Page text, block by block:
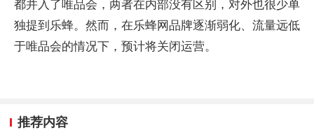
都并入了唯品会，两者在内部没有区别，对外也很少单
独提到乐蜂。然而，在乐蜂网品牌逐渐弱化、流量远低
于唯品会的情况下，预计将关闭运营。
推荐内容